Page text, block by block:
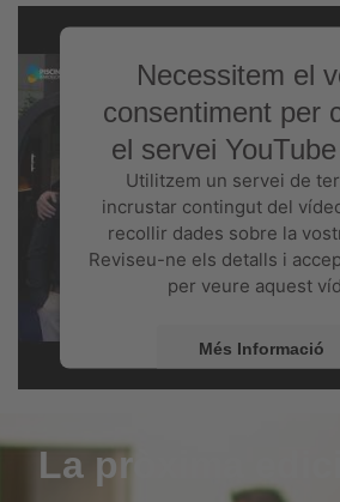
Necessitem el
consentiment per
el servei
Utilitzem un servei de
incrustar contingut del
recollir dades sobre la
Reviseu-ne els detalls i
per veure aquest
Més Informació
La pròxima